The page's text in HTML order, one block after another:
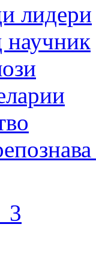
лидери
научник